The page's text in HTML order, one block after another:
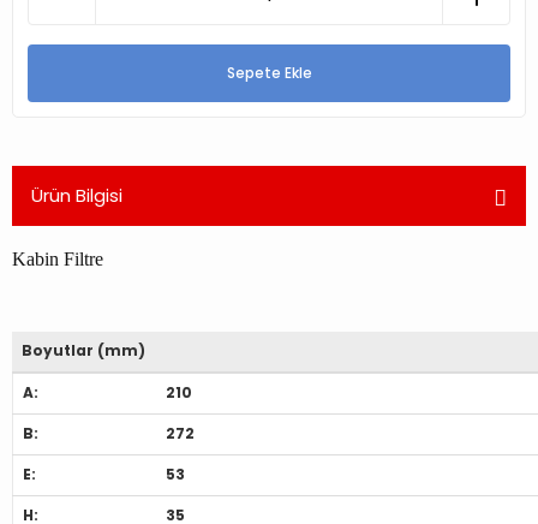
Sepete Ekle
Ürün Bilgisi
Kabin Filtre
Boyutlar (mm)
A: 210
B: 272
E: 53
H: 35